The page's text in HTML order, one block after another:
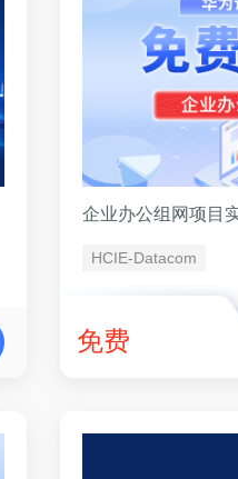
企业办公组网项目
HCIE-Datacom
免费